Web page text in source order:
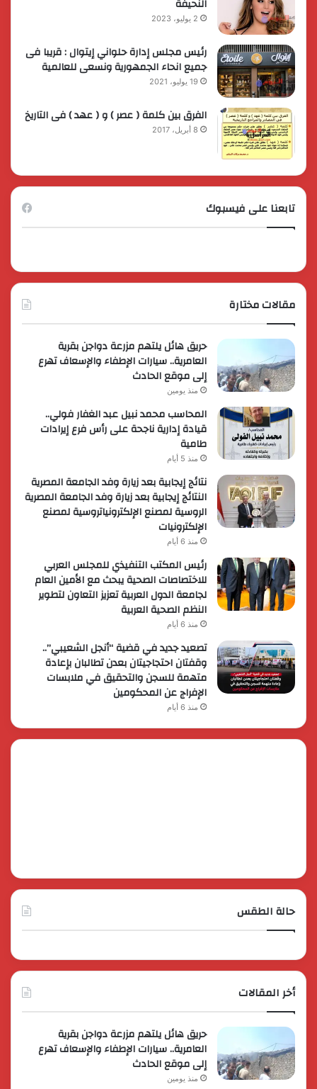
النحيفة
2 يوليو، 2023
رئيس مجلس إدارة حلواني إيتوال : قريبا فى
جميع انحاء الجمهورية ونسعى للعالمية
19 يوليو، 2021
الفرق بين كلمة ( عصر ) و ( عهد ) فى التاريخ
8 أبريل، 2017
تابعنا على فيسبوك
مقالات مختارة
حريق هائل يلتهم مزرعة دواجن بقرية
العامرية.. سيارات الإطفاء والإسعاف تهرع
إلى موقع الحادث
منذ يومين
المحاسب محمد نبيل عبد الغفار فولي..
قيادة إدارية ناجحة على رأس فرع إيرادات
طامية
منذ 5 أيام
نتائج إيجابية بعد زيارة وفد الجامعة المصرية
النتائج إيجابية بعد زيارة وفد الجامعة المصرية
الروسية لمصنع الإلكترونياتروسية لمصنع
الإلكترونيات
منذ 6 أيام
رئيس المكتب التنفيذي للمجلس العربي
للاختصاصات الصحية يبحث مع الأمين العام
لجامعة الدول العربية تعزيز التعاون لتطوير
النظم الصحية العربية
منذ 6 أيام
تصعيد جديد في قضية “أنجل الشعيبي”..
وقفتان احتجاجيتان بعدن تطالبان بإعادة
متهمة للسجن والتحقيق في ملابسات
الإفراج عن المحكومين
منذ 6 أيام
حالة الطقس
أخر المقالات
حريق هائل يلتهم مزرعة دواجن بقرية
العامرية.. سيارات الإطفاء والإسعاف تهرع
إلى موقع الحادث
منذ يومين